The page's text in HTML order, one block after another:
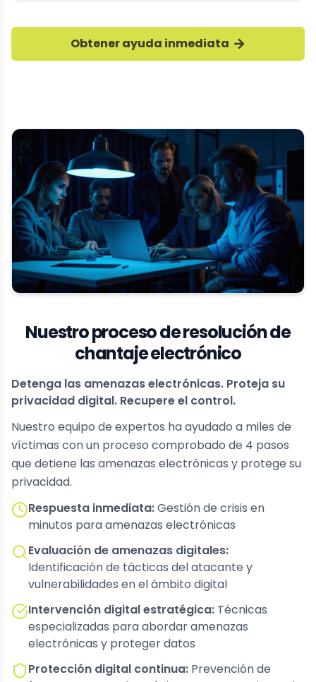
Obtener ayuda inmediata
Nuestro proceso de resolución de
chantaje electrónico
Detenga las amenazas electrónicas. Proteja su
privacidad digital. Recupere el control.
Nuestro equipo de expertos ha ayudado a miles de
víctimas con un proceso comprobado de 4 pasos
que detiene las amenazas electrónicas y protege su
privacidad.
Respuesta inmediata:Gestión de crisis en
minutos para amenazas electrónicas
Evaluación de amenazas digitales:
Identificación de tácticas del atacante y
vulnerabilidades en el ámbito digital
Intervención digital estratégica: Técnicas
especializadas para abordar amenazas
electrónicas y proteger datos
Protección digital continua: Prevención de